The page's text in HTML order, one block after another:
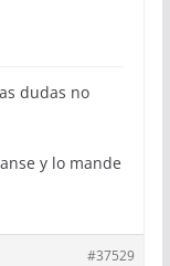
dudas no
y lo mande
#37529